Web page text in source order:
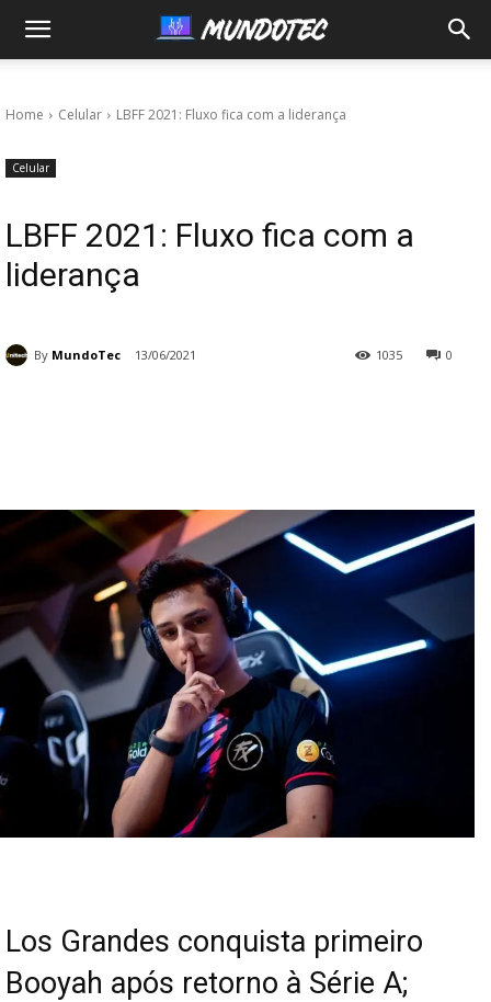
MundoTec
Home Celular LBFF 2021: Fluxo fica com a liderança
Celular
LBFF 2021: Fluxo fica com a
liderança
By MundoTec 13/06/2021 0
1035
Los Grandes conquista primeiro
Booyah após retorno à Série A;